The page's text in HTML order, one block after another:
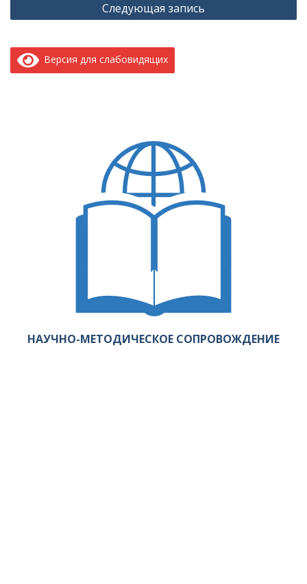
Следующая запись
Версия для слабовидящих
НАУЧНО-МЕТОДИЧЕСКОЕ СОПРОВОЖДЕНИЕ